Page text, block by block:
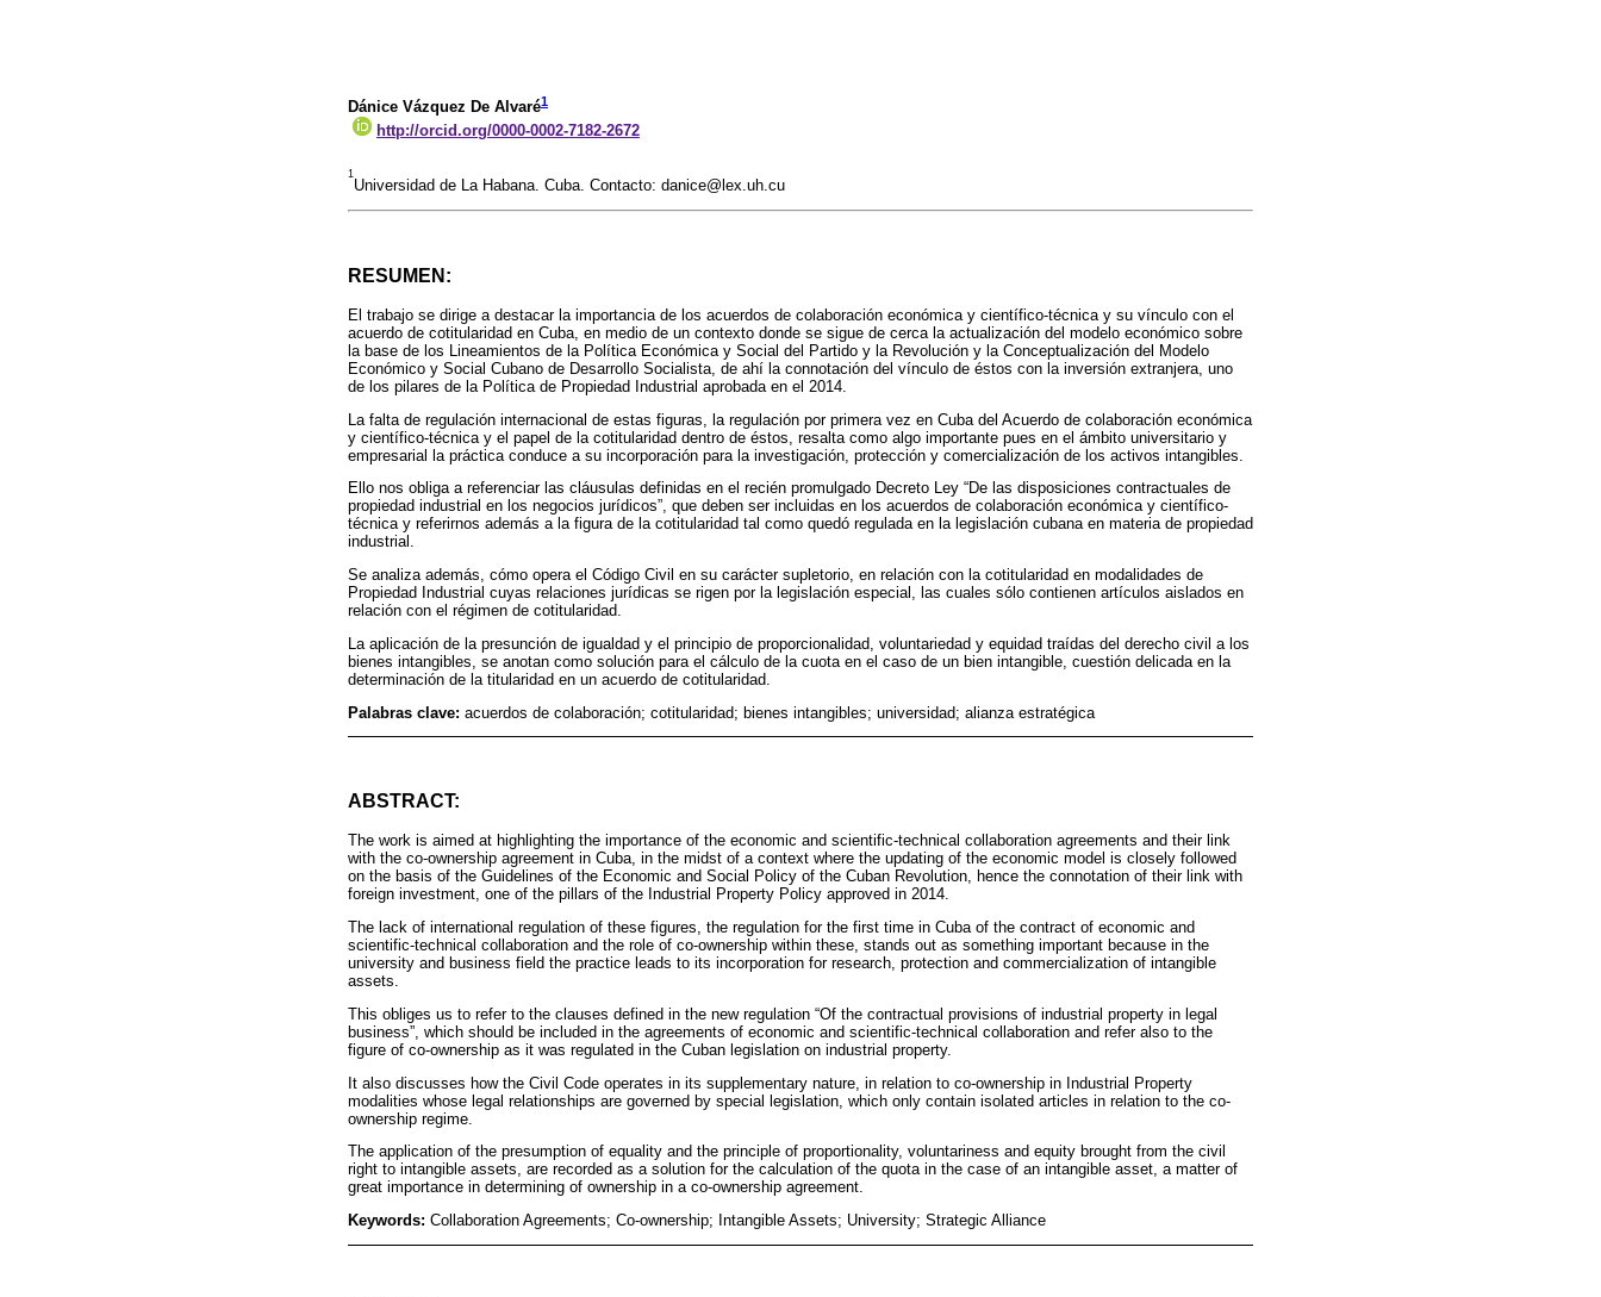
Dánice Vázquez De Alvaré1
http://orcid.org/0000-0002-7182-2672
1
Universidad de La Habana. Cuba. Contacto: danice@lex.uh.cu
RESUMEN:
El trabajo se dirige a destacar la importancia de los acuerdos de colaboración económica y científico-técnica y su vínculo con el
acuerdo de cotitularidad en Cuba, en medio de un contexto donde se sigue de cerca la actualización del modelo económico sobre
la base de los Lineamientos de la Política Económica y Social del Partido y la Revolución y la Conceptualización del Modelo
Económico y Social Cubano de Desarrollo Socialista, de ahí la connotación del vínculo de éstos con la inversión extranjera, uno
de los pilares de la Política de Propiedad Industrial aprobada en el 2014.
La falta de regulación internacional de estas figuras, la regulación por primera vez en Cuba del Acuerdo de colaboración económica
y científico-técnica y el papel de la cotitularidad dentro de éstos, resalta como algo importante pues en el ámbito universitario y
empresarial la práctica conduce a su incorporación para la investigación, protección y comercialización de los activos intangibles.
Ello nos obliga a referenciar las cláusulas definidas en el recién promulgado Decreto Ley “De las disposiciones contractuales de
propiedad industrial en los negocios jurídicos”, que deben ser incluidas en los acuerdos de colaboración económica y científico-
técnica y referirnos además a la figura de la cotitularidad tal como quedó regulada en la legislación cubana en materia de propiedad
industrial.
Se analiza además, cómo opera el Código Civil en su carácter supletorio, en relación con la cotitularidad en modalidades de
Propiedad Industrial cuyas relaciones jurídicas se rigen por la legislación especial, las cuales sólo contienen artículos aislados en
relación con el régimen de cotitularidad.
La aplicación de la presunción de igualdad y el principio de proporcionalidad, voluntariedad y equidad traídas del derecho civil a los
bienes intangibles, se anotan como solución para el cálculo de la cuota en el caso de un bien intangible, cuestión delicada en la
determinación de la titularidad en un acuerdo de cotitularidad.
Palabras clave: acuerdos de colaboración; cotitularidad; bienes intangibles; universidad; alianza estratégica
ABSTRACT:
The work is aimed at highlighting the importance of the economic and scientific-technical collaboration agreements and their link
with the co-ownership agreement in Cuba, in the midst of a context where the updating of the economic model is closely followed
on the basis of the Guidelines of the Economic and Social Policy of the Cuban Revolution, hence the connotation of their link with
foreign investment, one of the pillars of the Industrial Property Policy approved in 2014.
The lack of international regulation of these figures, the regulation for the first time in Cuba of the contract of economic and
scientific-technical collaboration and the role of co-ownership within these, stands out as something important because in the
university and business field the practice leads to its incorporation for research, protection and commercialization of intangible
assets.
This obliges us to refer to the clauses defined in the new regulation “Of the contractual provisions of industrial property in legal
business”, which should be included in the agreements of economic and scientific-technical collaboration and refer also to the
figure of co-ownership as it was regulated in the Cuban legislation on industrial property.
It also discusses how the Civil Code operates in its supplementary nature, in relation to co-ownership in Industrial Property
modalities whose legal relationships are governed by special legislation, which only contain isolated articles in relation to the co-
ownership regime.
The application of the presumption of equality and the principle of proportionality, voluntariness and equity brought from the civil
right to intangible assets, are recorded as a solution for the calculation of the quota in the case of an intangible asset, a matter of
great importance in determining of ownership in a co-ownership agreement.
Keywords: Collaboration Agreements; Co-ownership; Intangible Assets; University; Strategic Alliance